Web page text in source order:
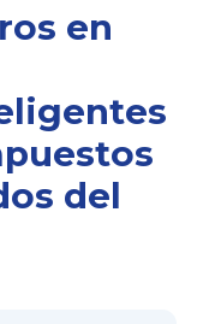
en
del